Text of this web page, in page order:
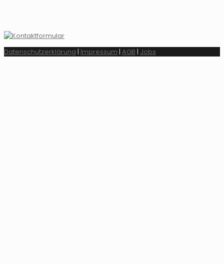
Datenschutzerklärung | Impressum | AGB | Jobs